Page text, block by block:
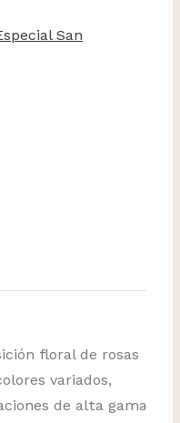
San
floral de rosas
variados,
de alta gama.